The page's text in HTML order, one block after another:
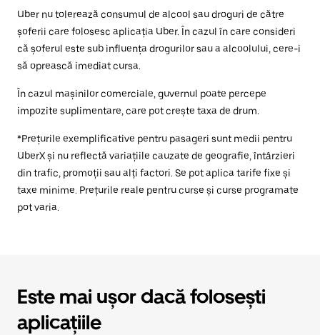
Uber nu tolerează consumul de alcool sau droguri de către
șoferii care folosesc aplicația Uber. În cazul în care consideri
că șoferul este sub influența drogurilor sau a alcoolului, cere-i
să oprească imediat cursa.
În cazul mașinilor comerciale, guvernul poate percepe
impozite suplimentare, care pot crește taxa de drum.
*Prețurile exemplificative pentru pasageri sunt medii pentru
UberX și nu reflectă variațiile cauzate de geografie, întârzieri
din trafic, promoții sau alți factori. Se pot aplica tarife fixe și
taxe minime. Prețurile reale pentru curse și curse programate
pot varia.
Este mai ușor dacă folosești
aplicațiile